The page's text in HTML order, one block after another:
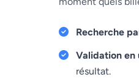
Recherche
Validation en
résultat.